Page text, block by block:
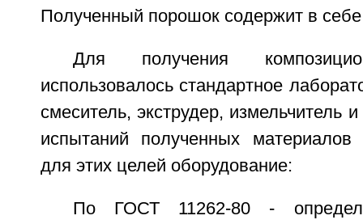
Полученный порошок содержит в себе
Для получения
использовалось стандартное
смеситель, экструдер, измельчитель
испытаний полученных материалов
для этих целей оборудование:
По ГОСТ 11262-80 -